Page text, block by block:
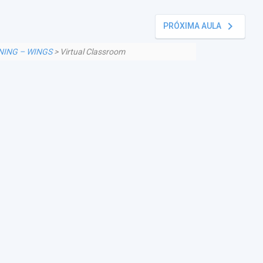
PRÓXIMA AULA keyboard_arrow_right
– WINGS> Virtual Classroom